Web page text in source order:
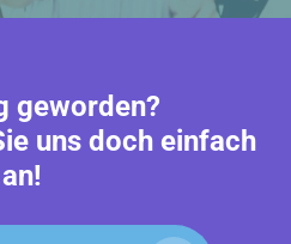
geworden?
uns doch einfach
an!